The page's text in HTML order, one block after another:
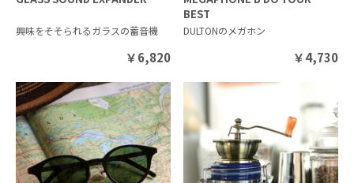
興味をそそられるガラスの蓄音機
￥6,820
BEST
DULTONのメガホン
￥4,730